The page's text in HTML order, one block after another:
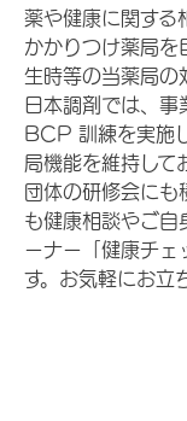
薬や健康に関する
かかりつけ薬局を
生時等の当薬局の
日本調剤では、事
BCP 訓練を実施
局機能を維持して
団体の研修会にも
も健康相談やご自
ーナー「健康チェ
す。お気軽にお立